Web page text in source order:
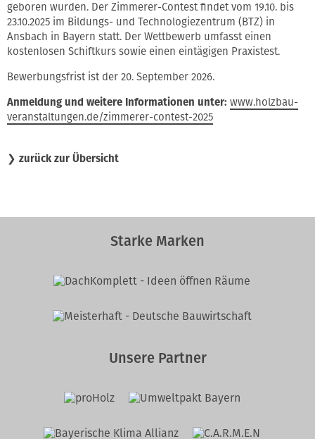
geboren wurden. Der Zimmerer-Contest findet vom 19.10. bis
23.10.2025 im Bildungs- und Technologiezentrum (BTZ) in
Ansbach in Bayern statt. Der Wettbewerb umfasst einen
kostenlosen Schiftkurs sowie einen eintägigen Praxistest.
Bewerbungsfrist ist der 20. September 2026.
Anmeldung und weitere Informationen unter: www.holzbau-
veranstaltungen.de/zimmerer-contest-2025
❯ zurück zur Übersicht
Starke Marken
Unsere Partner